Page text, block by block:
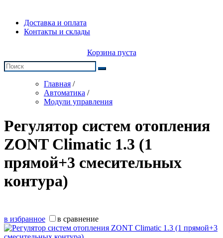
Доставка и оплата
Контакты и склады
Корзина пуста
Главная /
Автоматика /
Модули управления
Регулятор систем отопления
ZONT Climatic 1.3 (1
прямой+3 смесительных
контура)
в избранное в сравнение